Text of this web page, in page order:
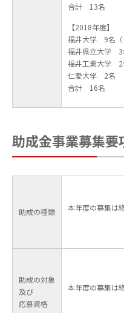
合計 13名
【2018年度】
福井大学 9名（
福井県立大学 3
福井工業大学 2
仁愛大学 2名
合計 16名
助成金事業募集要
助成の種類 本年度の募集は
助成の対象
及び
応募資格
本年度の募集は